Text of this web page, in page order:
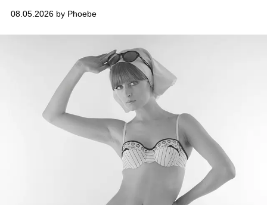
sống của thế hệ Gen Z giao thoa trong một trải nghiệm đa
giác quan.
08.05.2026 by Phoebe